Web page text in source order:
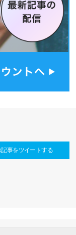
記事をツイートする